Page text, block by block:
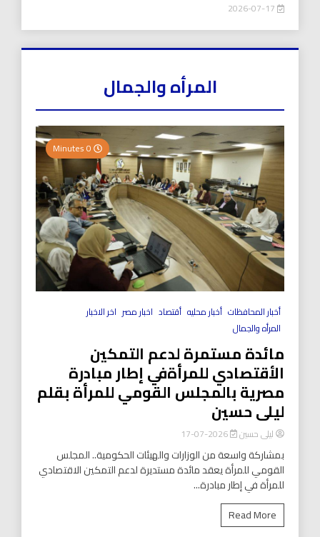
المرأه والجمال
أخبار المحافظات أخبار محليه أقتصاد اخبار مصر اخر الاخبار
المرأه والجمال
مائدة مستمرة لدعم التمكين
الأقتصادي للمرأةفي إطار مبادرة
مصرية بالمجلس القومي للمرأة بقلم
ليلى حسين
ليلى حسين 2026-07-17
بمشاركة واسعة من الوزارات والهيئات الحكومية.. المجلس
القومي للمرأة يعقد مائدة مستديرة لدعم التمكين الاقتصادي
للمرأة في إطار مبادرة...
Read More